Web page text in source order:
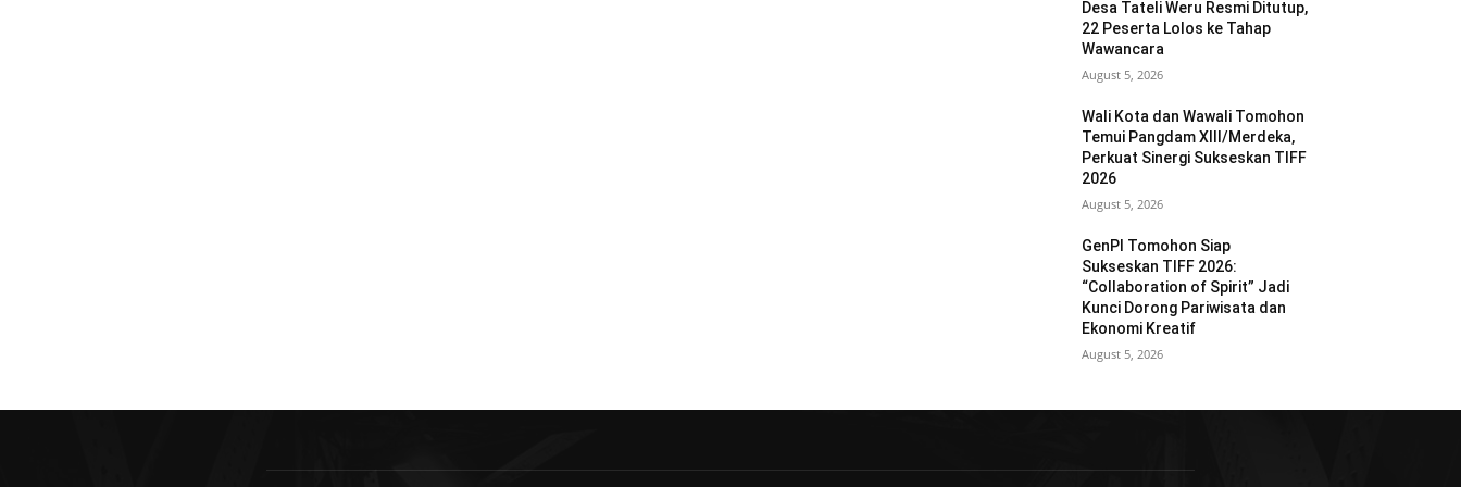
Desa Tateli Weru Resmi Ditutup,
22 Peserta Lolos ke Tahap
Wawancara
August 5, 2026
Wali Kota dan Wawali Tomohon
Temui Pangdam XIII/Merdeka,
Perkuat Sinergi Sukseskan TIFF
2026
August 5, 2026
GenPI Tomohon Siap
Sukseskan TIFF 2026:
“Collaboration of Spirit” Jadi
Kunci Dorong Pariwisata dan
Ekonomi Kreatif
August 5, 2026